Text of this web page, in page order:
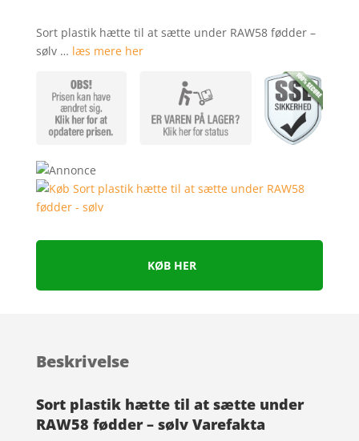
som4.2ud
af 5
baseret på
kundebedø
mmelser
Sort plastik hætte til at sætte under RAW58 fødder –
sølv … læs mere her
KØB HER
Beskrivelse
Sort plastik hætte til at sætte under
RAW58 fødder – sølv Varefakta